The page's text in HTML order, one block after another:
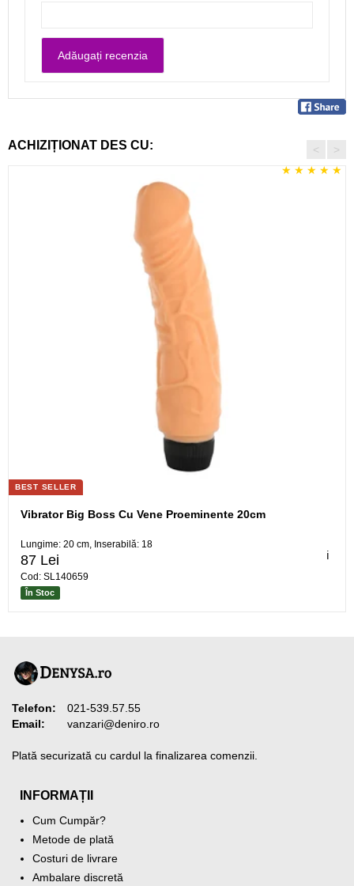
ACHIZIȚIONAT DES CU:
BEST SELLER
ℹ️
Vibrator Big Boss Cu Vene Proeminente 20cm
Lungime: 20 cm, Inserabilă: 18
87 Lei
Cod: SL140659
În Stoc
< >
Telefon:
021-539.57.55
Email:
vanzari@deniro.ro
Plată securizată cu cardul la finalizarea comenzii.
INFORMAȚII
Cum Cumpăr?
Metode de plată
Costuri de livrare
Ambalare discretă